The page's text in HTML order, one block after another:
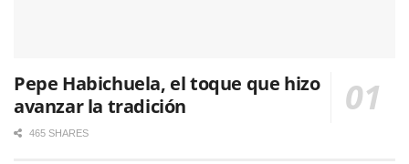
Pepe Habichuela, el toque que hizo
avanzar la tradición
465 SHARES